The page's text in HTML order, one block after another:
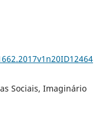
Sociais, Imaginário